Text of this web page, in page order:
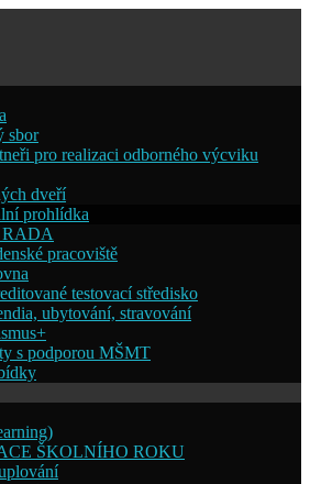
sbor
pro realizaci odborného výcviku
dveří
prohlídka
pracoviště
testovací středisko
ubytování, stravování
s podporou MŠMT
ŠKOLNÍHO ROKU